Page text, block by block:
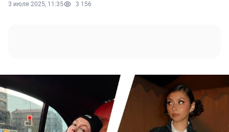
3 июля 2025, 11:35 3 156